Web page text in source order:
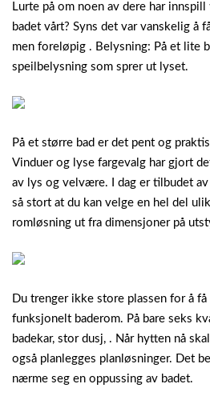
Lurte på om noen av dere har
badet vårt? Syns det var vanskelig å
men foreløpig . Belysning: På et lite
speilbelysning som sprer ut lyset.
På et større bad er det pent og
Vinduer og lyse fargevalg har gjort
av lys og velvære. I dag er tilbudet
så stort at du kan velge en hel del
romløsning ut fra dimensjoner på
Du trenger ikke store plassen for å
funksjonelt baderom. På bare seks
badekar, stor dusj, . Når hytten nå
også planlegges planløsninger. Det
nærme seg en oppussing av badet.